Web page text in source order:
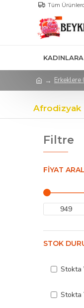
Tüm
Erkeklere
Afrodizyak
Filtre
FIYAT
STOK
Stokta
Stokta